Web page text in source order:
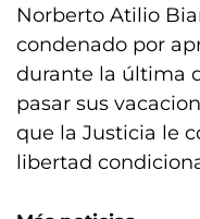
Norberto Atilio
condenado por
durante la última
pasar sus
que la Justicia le
libertad